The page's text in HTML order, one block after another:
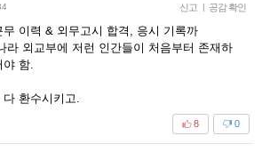
신고 | 공감 확인
이력 & 외무고시 합격, 응시 기록까
라 외교부에 저런 인간들이 처음부터 존재하
함.
환수시키고.
0
8